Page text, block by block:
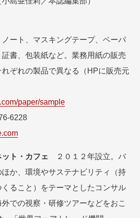
ート、マスキングテープ、ペーパ
書、包装紙など。業務用紙の販売
ぞれの製品で異なる（HPに販売元
paper/sample
6228
ット・カフェ
２０１２年設立。バ
か、環境やサステナビリティ（持
ること）をテーマとしたコンサル
での視察・研修ツアーなどをおこ